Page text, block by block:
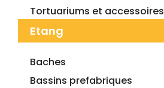
Tortuariums et accessoires
Etang
Baches
Bassins prefabriques